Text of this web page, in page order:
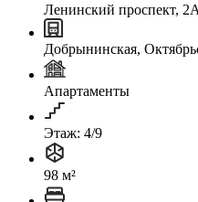
Ленинский проспект, 2А
Добрынинская,
Апартаменты
Этаж: 4/9
98 м²